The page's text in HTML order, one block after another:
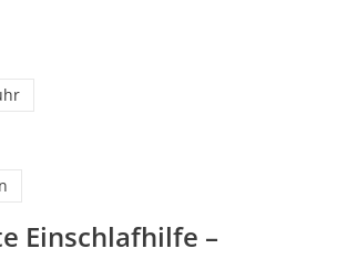
Einschlafhilfe –